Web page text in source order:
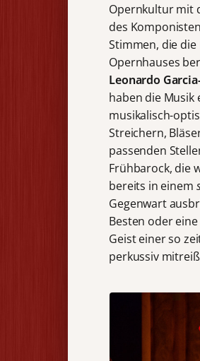
Opernkultur mit
des
Stimmen, die
Opernhauses
Leonardo
haben die Musik
musikalisch-
Streichern,
passenden
Frühbarock, die
bereits in einem
Gegenwart
Besten oder
Geist einer so
perkussiv